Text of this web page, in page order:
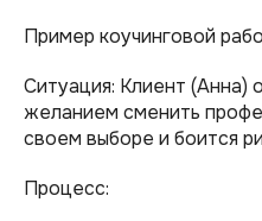
Пример коучинговой
Ситуация: Клиент (Анна)
желанием сменить
своем выборе и боится
Процесс: